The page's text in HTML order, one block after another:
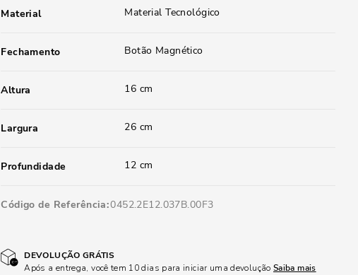
Material Material Tecnológico
Fechamento Botão Magnético
Altura 16 cm
Largura 26 cm
Profundidade 12 cm
Código de Referência 0452.2E12.037B.00F3
DEVOLUÇÃO GRÁTIS
Após a entrega, você tem 10 dias para iniciar uma devolução Saiba mais